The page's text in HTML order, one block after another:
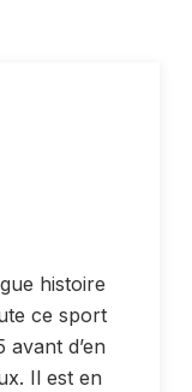
histoire
ce sport
avant d’en
Il est en